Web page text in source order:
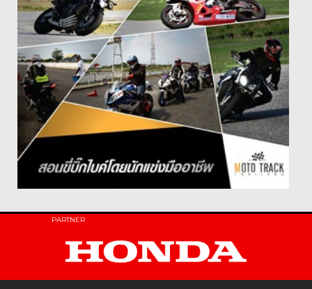
PARTNER